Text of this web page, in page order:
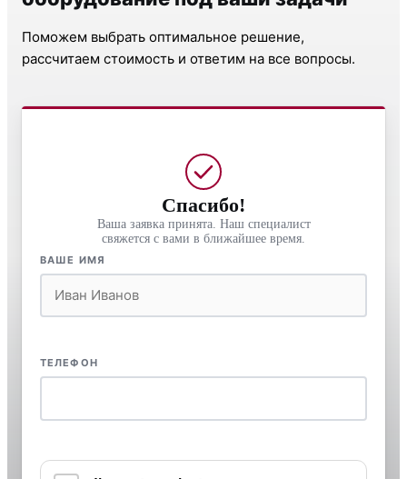
Поможем выбрать оптимальное решение,
рассчитаем стоимость и ответим на все вопросы.
Спасибо!
Ваша заявка принята. Наш специалист
свяжется с вами в ближайшее время.
ВАШЕ ИМЯ
ТЕЛЕФОН